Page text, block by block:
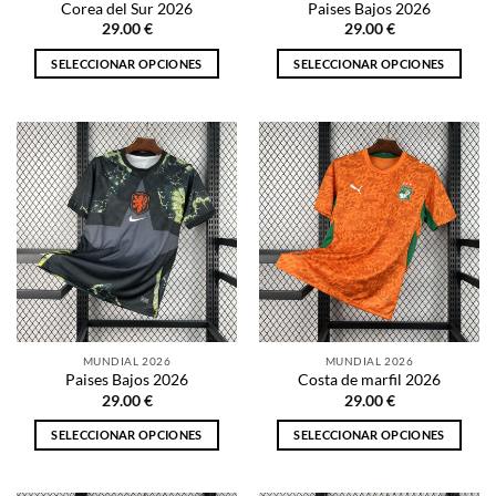
de
de
Corea del Sur 2026
29.00€
SELECCIONAR OPCIONES
tiene
múltiples
variantes.
Las
opciones
se
pueden
elegir
en
la
página
de
Paises Bajos 2026
29.00€
SELECCIONAR OPCIONES
tiene
múltiples
variantes.
Las
opciones
se
pueden
elegir
en
la
página
de
MUNDIAL 2026
Paises Bajos 2026
29.00€
SELECCIONAR OPCIONES
MUNDIAL 2026
Costa de marfil 2026
29.00€
SELECCIONAR OPCIONES